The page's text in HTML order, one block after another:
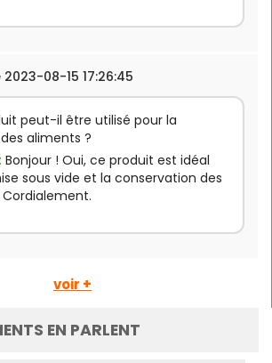
2023-08-15 17:26:45
peut-il être utilisé pour la
aliments ?
Bonjour ! Oui, ce produit est idéal
sous vide et la conservation des
voir +
EN PARLENT